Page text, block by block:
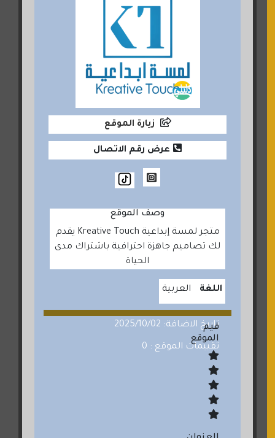
زيارة الموقع
عرض رقم الاتصال
وصف الموقع
متجر لمسة إبداعية Kreative Touch يقدم
لك تصاميم جاهزة احترافية باشتراك مدى
الحياة
اللغة العربية
تاريخ الاضافة: 2025/10/02
تقييمات الموقع : 0
قيم
الموقع